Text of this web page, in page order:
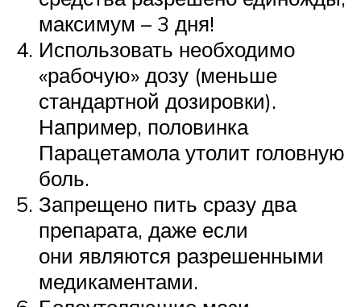
максимум – 3 дня!
Использовать необходимо
«рабочую» дозу (меньше
стандартной дозировки).
Например, половинка
Парацетамола утолит головную
боль.
Запрещено пить сразу два
препарата, даже если
они являются разрешенными
медикаментами.